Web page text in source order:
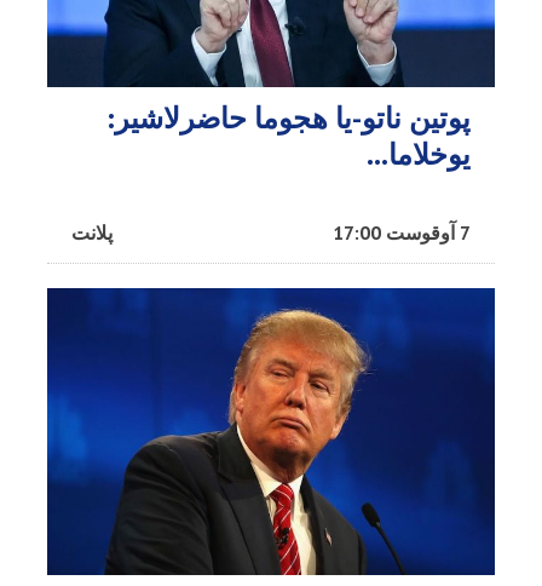
پوتین ناتو-یا هجوما حاضرلاشیر:
یوخلاما...
پلانت 7 آوقوست 17:00